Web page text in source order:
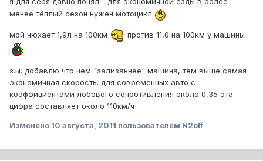
менее тёплый сезон нужен мотоцикл
мой нюхает 1,9л на 100км против 11,0 на 100км у машины
з.ы. добавлю что чем "зализаннее" машина, тем выше самая
экономичная скорость. для современных авто с
коэффициентами лобового сопротивления около 0,35 эта
цифра составляет около 110км/ч
Изменено 10 августа, 2011 пользователем N2off